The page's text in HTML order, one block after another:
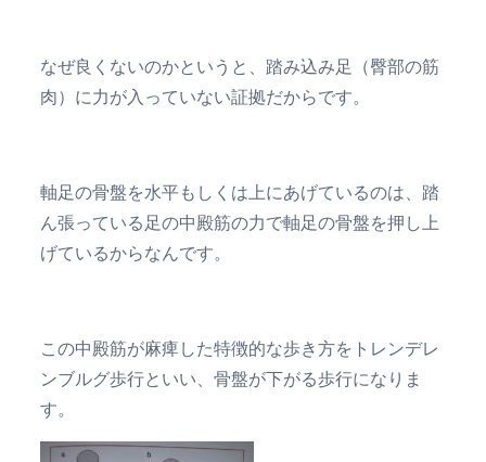
なぜ良くないのかというと、踏み込み足（臀部の筋
肉）に力が入っていない証拠だからです。
軸足の骨盤を水平もしくは上にあげているのは、踏
ん張っている足の中殿筋の力で軸足の骨盤を押し上
げているからなんです。
この中殿筋が麻痺した特徴的な歩き方をトレンデレ
ンブルグ歩行といい、骨盤が下がる歩行になりま
す。